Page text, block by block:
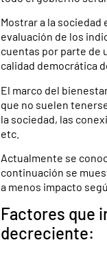
Mostrar a la
evaluación de los
cuentas por parte de
calidad democrática
El marco del
que no suelen
la sociedad, las
etc.
Actualmente se
continuación se
a menos impacto
Factores que
decreciente: